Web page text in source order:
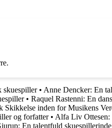
skuespiller• Anne Dencker: En
• Raquel Rastenni: En
Skikkelse inden for Musikens
og forfatter• Alfa Liv Ottesen:
En talentfuld skuespillerinde